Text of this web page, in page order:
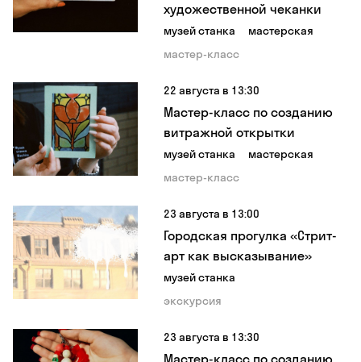
художественной чеканки
музей станка
мастерская
мастер-класс
22 августа в 13:30
Мастер-класс по созданию
витражной открытки
музей станка
мастерская
мастер-класс
23 августа в 13:00
Городская прогулка «Стрит-
арт как высказывание»
музей станка
экскурсия
23 августа в 13:30